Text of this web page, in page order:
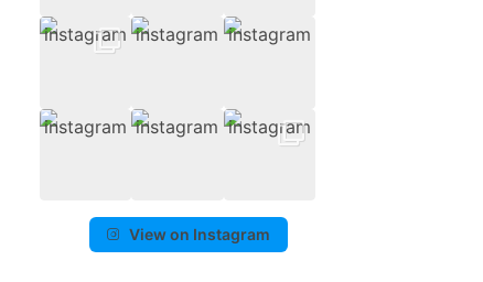
View on Instagram